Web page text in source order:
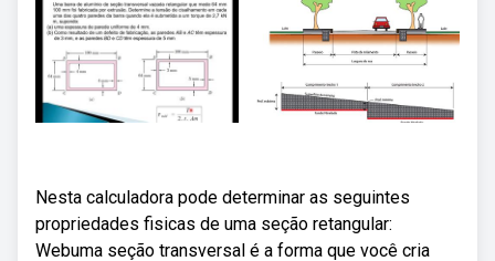
Nesta calculadora pode determinar as seguintes
propriedades fisicas de uma seção retangular:
Webuma seção transversal é a forma que você cria